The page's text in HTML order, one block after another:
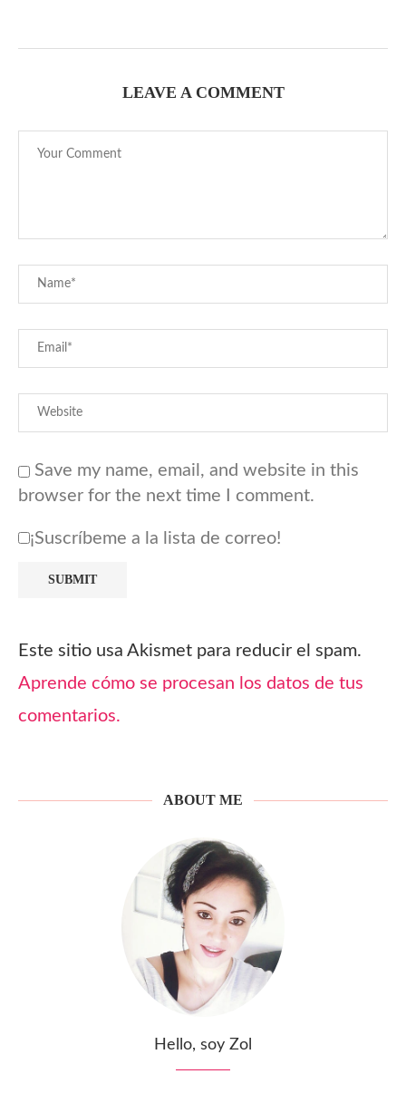
LEAVE A COMMENT
Save my name, email, and website in this
browser for the next time I comment.
¡Suscríbeme a la lista de correo!
Este sitio usa Akismet para reducir el spam.
Aprende cómo se procesan los datos de tus
comentarios.
ABOUT ME
Hello, soy Zol